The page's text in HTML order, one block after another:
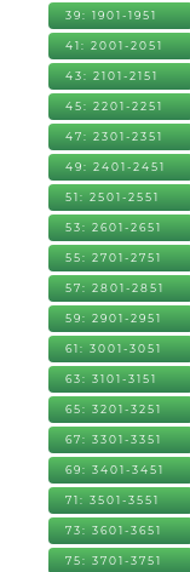
39: 1901-1951
41: 2001-2051
43: 2101-2151
45: 2201-2251
47: 2301-2351
49: 2401-2451
51: 2501-2551
53: 2601-2651
55: 2701-2751
57: 2801-2851
59: 2901-2951
61: 3001-3051
63: 3101-3151
65: 3201-3251
67: 3301-3351
69: 3401-3451
71: 3501-3551
73: 3601-3651
75: 3701-3751